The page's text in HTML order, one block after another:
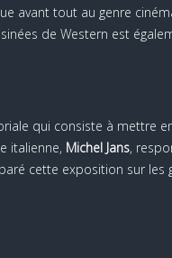
avant tout au genre
de Western est
qui consiste à mettre
italienne, Michel Jans,
cette exposition sur les